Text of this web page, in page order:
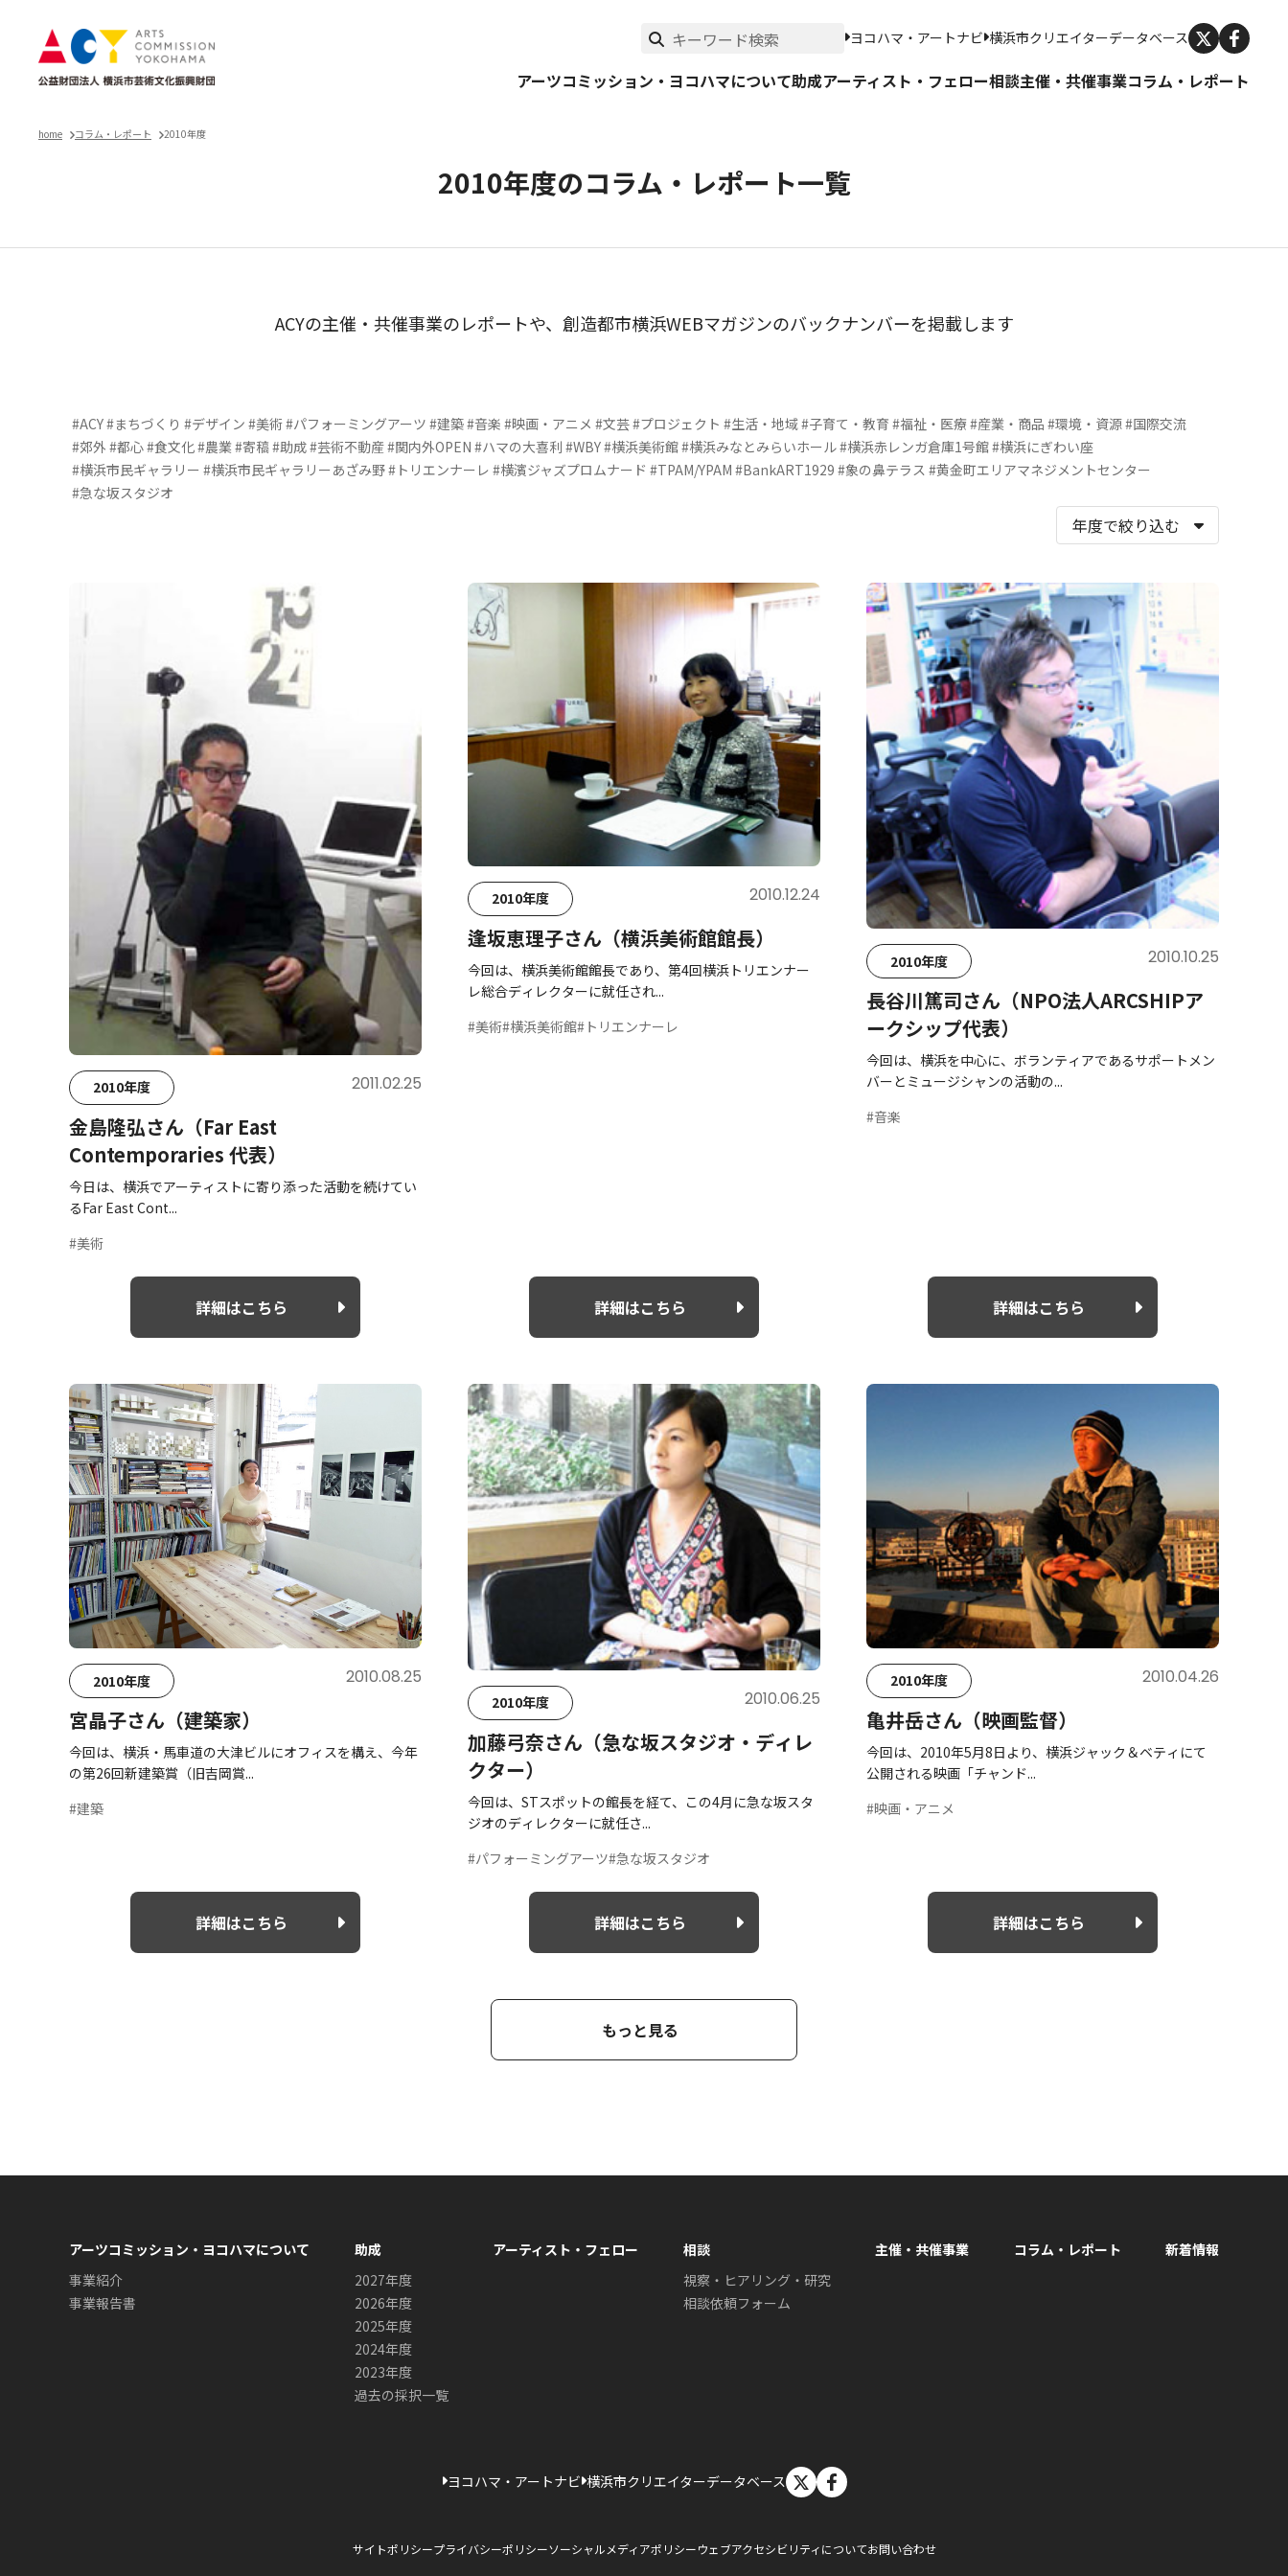
ヨコハマ・アートナビ 横浜市クリエイターデータベース
アーツコミッション・ヨコハマについて助成アーティスト・フェロー相談主催・共催事業コラム・レポート
home コラム・レポート 2010年度
2010年度のコラム・レポート一覧
ACYの主催・共催事業のレポートや、創造都市横浜WEBマガジンのバックナンバーを掲載します
コラム・レポート
#ACY#まちづくり #デザイン #美術#パフォーミングアーツ #建築#音楽 #映画・アニメ #文芸#プロジェクト #生活・地域#子育て・教育 #福祉・医療#産業・商品 #環境・資源#国際交流
#郊外 #都心#食文化#農業#寄稿 #助成#芸術不動産#関内外OPEN #ハマの大喜利 #WBY#横浜美術館#横浜みなとみらいホール#横浜赤レンガ倉庫1号館#横浜にぎわい座
#横浜市民ギャラリー #横浜市民ギャラリーあざみ野#トリエンナーレ #横濱ジャズプロムナード #TPAM/YPAM #BankART1929 #象の鼻テラス #黄金町エリアマネジメントセンター
#急な坂スタジオ
2010年度 2011.02.25
金島隆弘さん（Far East
Contemporaries 代表）
今日は、横浜でアーティストに寄り添った活動を続けてい
るFar East Cont...
#美術
詳細はこちら
2010年度 2010.12.24
逢坂恵理子さん（横浜美術館館長）
今回は、横浜美術館館長であり、第4回横浜トリエンナー
レ総合ディレクターに就任され...
#美術#横浜美術館#トリエンナーレ
詳細はこちら
2010年度 2010.10.25
長谷川篤司さん（NPO法人ARCSHIPア
ークシップ代表）
今回は、横浜を中心に、ボランティアであるサポートメン
バーとミュージシャンの活動の...
#音楽
詳細はこちら
2010年度 2010.08.25
宮晶子さん（建築家）
今回は、横浜・馬車道の大津ビルにオフィスを構え、今年
の第26回新建築賞（旧吉岡賞...
#建築
詳細はこちら
2010年度 2010.06.25
加藤弓奈さん（急な坂スタジオ・ディレ
クター）
今回は、STスポットの館長を経て、この4月に急な坂スタ
ジオのディレクターに就任さ...
#パフォーミングアーツ#急な坂スタジオ
詳細はこちら
2010年度 2010.04.26
亀井岳さん（映画監督）
今回は、2010年5月8日より、横浜ジャック＆ベティにて
公開される映画「チャンド...
#映画・アニメ
詳細はこちら
もっと見る
アーツコミッション・ヨコハマについて
事業紹介
事業報告書
助成
2027年度
2026年度
2025年度
2024年度
2023年度
過去の採択一覧
アーティスト・フェロー
相談
視察・ヒアリング・研究
相談依頼フォーム
主催・共催事業 コラム・レポート 新着情報
ヨコハマ・アートナビ 横浜市クリエイターデータベース X
サイトポリシープライバシーポリシーソーシャルメディアポリシーウェブアクセシビリティについてお問い合わせ